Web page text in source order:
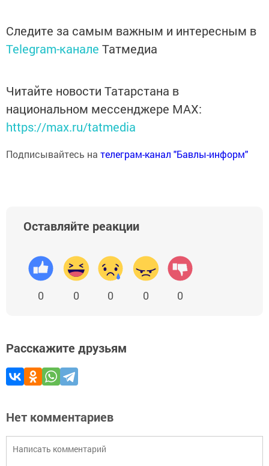
Следите за самым важным и интересным в
Telegram-канале Татмедиа
Читайте новости Татарстана в
национальном мессенджере MАХ:
https://max.ru/tatmedia
Подписывайтесь на телеграм-канал "Бавлы-информ"
Оставляйте реакции
0 0 0 0 0
Расскажите друзьям
Нет комментариев